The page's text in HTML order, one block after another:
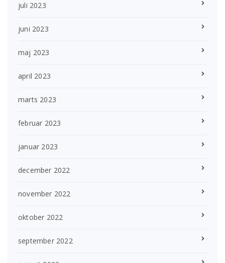
juli 2023
juni 2023
maj 2023
april 2023
marts 2023
februar 2023
januar 2023
december 2022
november 2022
oktober 2022
september 2022